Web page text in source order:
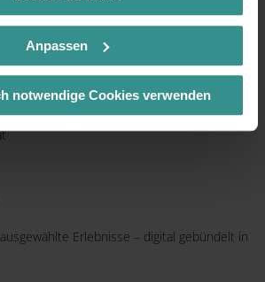
unterliegen und dagegen keine
zur Verfügung stehen. Mit
(inkl. US-Anbietern)
in den USA) verwendet werden
Sie in
Anpassen
notwendige Cookies verwenden
Erlebnisse – digital gebündelt in